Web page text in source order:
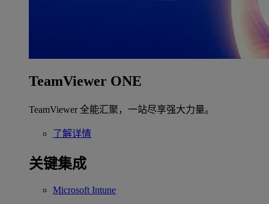
TeamViewer ONE
TeamViewer 全能汇聚，一站尽享强大力量。
了解详情
关键集成
Microsoft Intune